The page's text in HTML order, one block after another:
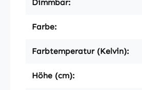
Dimmbar:
Farbe:
Farbtemperatur (Kelvin):
Höhe (cm):